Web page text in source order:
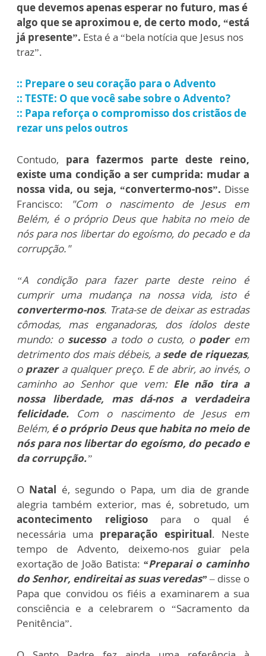
que devemos apenas esperar no futuro, mas é
algo que se aproximou e, de certo modo, “está
já presente”. Esta é a “bela notícia que Jesus nos
traz”.
:: Prepare o seu coração para o Advento
:: TESTE: O que você sabe sobre o Advento?
:: Papa reforça o compromisso dos cristãos de
rezar uns pelos outros
Contudo, para fazermos parte deste reino,
existe uma condição a ser cumprida: mudar a
nossa vida, ou seja, “convertermo-nos”. Disse
Francisco:
"Com o nascimento de Jesus em
Belém, é o próprio Deus que habita no meio de
nós para nos libertar do egoísmo, do pecado e da
corrupção."
“A condição para fazer parte deste reino é
cumprir uma mudança na nossa vida, isto é
convertermo-nos. Trata-se de deixar as estradas
cômodas, mas enganadoras, dos ídolos deste
mundo: o sucesso a todo o custo, o poderem
detrimento dos mais débeis, a sede de riquezas,
o prazera qualquer preço. E de abrir, ao invés, o
caminho ao Senhor que vem: Ele não tira a
nossa liberdade, mas dá-nos a verdadeira
felicidade. Com o nascimento de Jesus em
Belém, é o próprio Deus que habita no meio de
nós para nos libertar do egoísmo, do pecado e
da corrupção.”
O Natal é, segundo o Papa, um dia de grande
alegria também exterior, mas é, sobretudo, um
acontecimento religioso para o qual é
necessária uma preparação espiritual. Neste
tempo de Advento, deixemo-nos guiar pela
exortação de João Batista: “Preparai o caminho
do Senhor, endireitai as suas veredas”– disse o
Papa que convidou os fiéis a examinarem a sua
consciência e a celebrarem o “Sacramento da
Penitência”.